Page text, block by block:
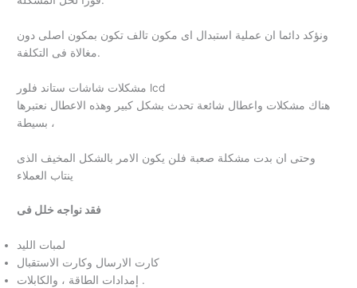
ونؤكد دائما ان عملية استبدال اى مكون تالف تكون بمكون اصلى دون
مغالاة فى التكلفة.
مشكلات شاشات ستاند فلور lcd
هناك مشكلات واعطال شائعة تحدث بشكل كبير وهذه الاعطال نعتبرها
بسيطة ،
وحتى ان بدت مشكلة صعبة فلن يكون الامر بالشكل المخيف الذى
ينتاب العملاء
فقد نواجه خلل فى
لمبات الليد
كارت الارسال وكارت الاستقبال
إمدادات الطاقة ، والكابلات .